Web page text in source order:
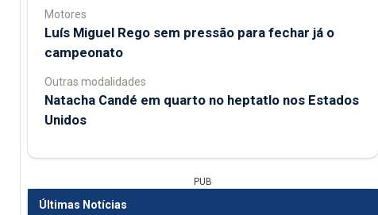
Motores
Luís Miguel Rego sem pressão para fechar já o
campeonato
Outras modalidades
Natacha Candé em quarto no heptatlo nos Estados
Unidos
PUB
Últimas Notícias